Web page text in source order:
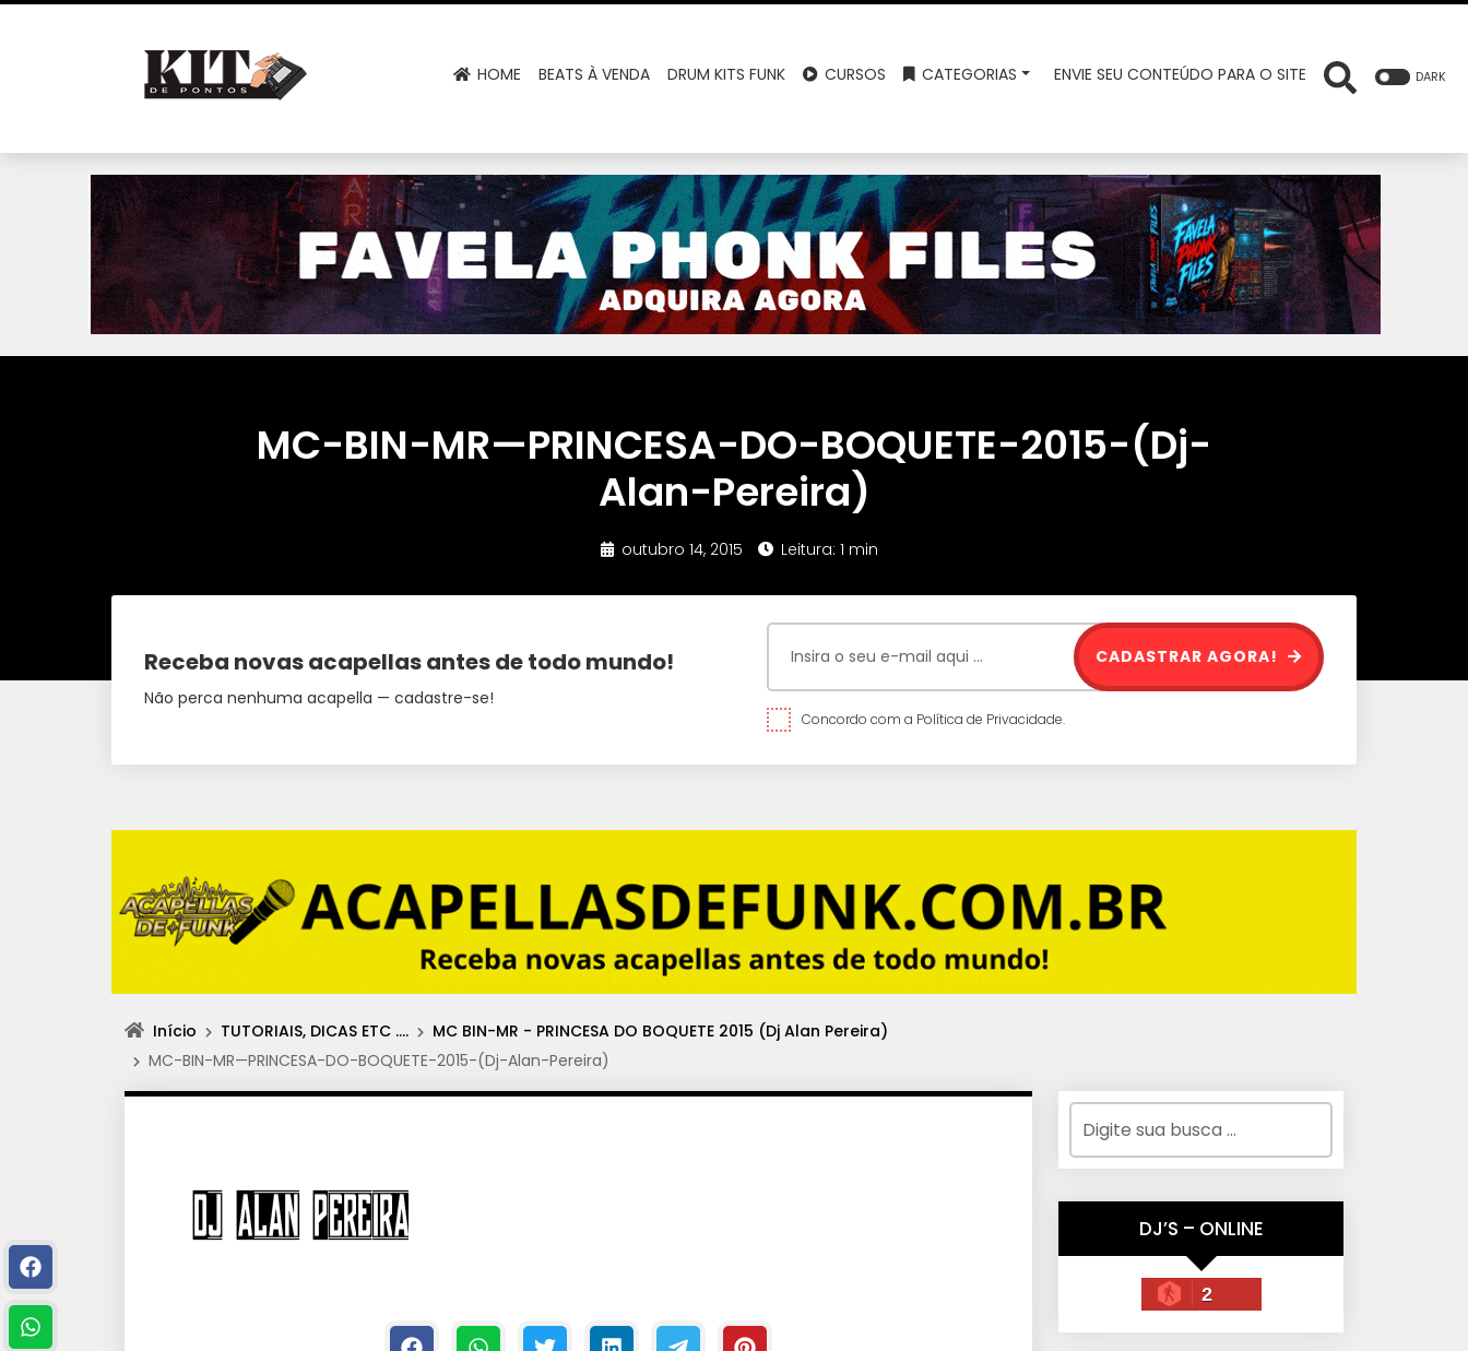
HOME BEATS À VENDA DRUM KITS FUNK CURSOS CATEGORIAS ENVIE SEU CONTEÚDO PARA O SITE DARK
MC-BIN-MR—PRINCESA-DO-BOQUETE-2015-(Dj-
Alan-Pereira)
outubro 14, 2015 Leitura: 1 min
Receba novas acapellas antes de todo mundo!
Não perca nenhuma acapella — cadastre-se!
Concordo com a Política de Privacidade.
CADASTRAR AGORA!
Início TUTORIAIS, DICAS ETC ….
MC BIN-MR - PRINCESA DO BOQUETE 2015 (Dj Alan Pereira)
MC-BIN-MR—PRINCESA-DO-BOQUETE-2015-(Dj-Alan-Pereira)
DJ’S – ONLINE
2